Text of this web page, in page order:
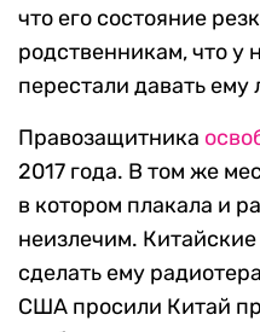
что его состояние
родственникам, что у
перестали давать ему
Правозащитника
2017 года. В том же
в котором плакала и
неизлечим.
сделать ему
США просили Китай